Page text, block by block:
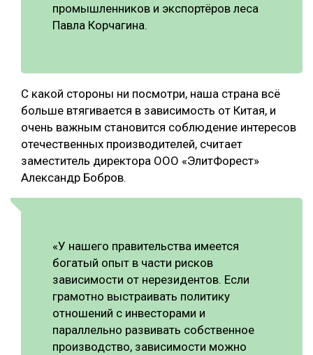
промышленников и экспортёров леса
Павла Корчагина.
С какой стороны ни посмотри, наша страна всё
больше втягивается в зависимость от Китая, и
очень важным становится соблюдение интересов
отечественных производителей, считает
заместитель директора ООО «ЭлитФорест»
Александр Бобров.
«У нашего правительства имеется
богатый опыт в части рисков
зависимости от нерезидентов. Если
грамотно выстраивать политику
отношений с инвесторами и
параллельно развивать собственное
производство, зависимости можно